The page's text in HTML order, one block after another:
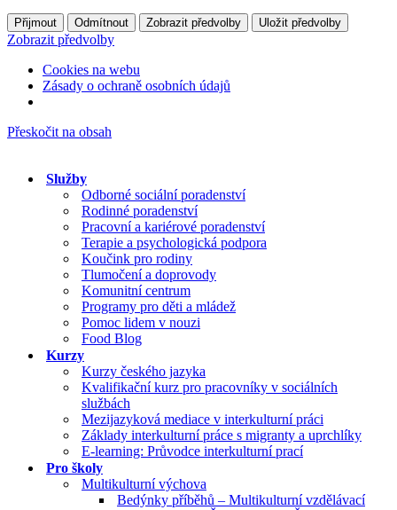
Přijmout Odmítnout Zobrazit předvolby Uložit předvolby
Zobrazit předvolby
Cookies na webu
Zásady o ochraně osobních údajů
Přeskočit na obsah
Služby
Odborné sociální poradenství
Rodinné poradenství
Pracovní a kariérové poradenství
Terapie a psychologická podpora
Koučink pro rodiny
Tlumočení a doprovody
Komunitní centrum
Programy pro děti a mládež
Pomoc lidem v nouzi
Food Blog
Kurzy
Kurzy českého jazyka
Kvalifikační kurz pro pracovníky v sociálních
službách
Mezijazyková mediace v interkulturní práci
Základy interkulturní práce s migranty a uprchlíky
E-learning: Průvodce interkulturní prací
Pro školy
Multikulturní výchova
Bedýnky příběhů – Multikulturní vzdělávací